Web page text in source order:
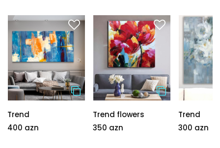
Trend
400 azn
Trend flowers
350 azn
Trend
300 azn